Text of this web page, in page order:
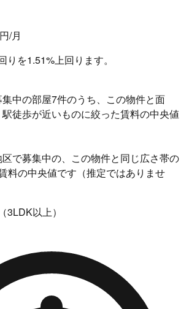
/月
りを1.51%上回ります。
中の部屋7件のうち、この物件と面
徒歩が近いものに絞った賃料の中央値
で募集中の、この物件と同じ広さ帯の
料の中央値です（推定ではありませ
3LDK以上）